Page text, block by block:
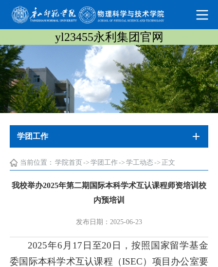
yl23455永利集团官网
学团工作
当前位置： 学院首页 -> 学团工作-> 学工动态-> 正文
我校举办2025年第二期国际本科学术互认课程师资培训校
内预培训
发布日期：2025-06-23
2025年6月17日至20日，按照国家留学基金
委国际本科学术互认课程（ISEC）项目办公室要